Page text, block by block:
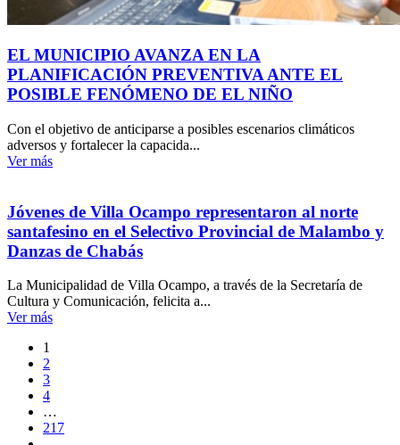
EL MUNICIPIO AVANZA EN LA
PLANIFICACIÓN PREVENTIVA ANTE EL
POSIBLE FENÓMENO DE EL NIÑO
Con el objetivo de anticiparse a posibles escenarios climáticos
adversos y fortalecer la capacida...
Ver más
Jóvenes de Villa Ocampo representaron al norte
santafesino en el Selectivo Provincial de Malambo y
Danzas de Chabás
La Municipalidad de Villa Ocampo, a través de la Secretaría de
Cultura y Comunicación, felicita a...
Ver más
1
2
3
4
…
217